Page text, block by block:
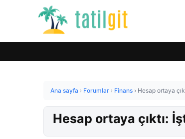
Ana sayfa › Forumlar › Finans › Hesap ortaya
Hesap ortaya çıktı: